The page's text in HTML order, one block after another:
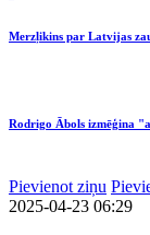
Merzļikins par Latvijas
Rodrigo Ābols izmēģina
Pievienot ziņu
2025-04-23 06:29